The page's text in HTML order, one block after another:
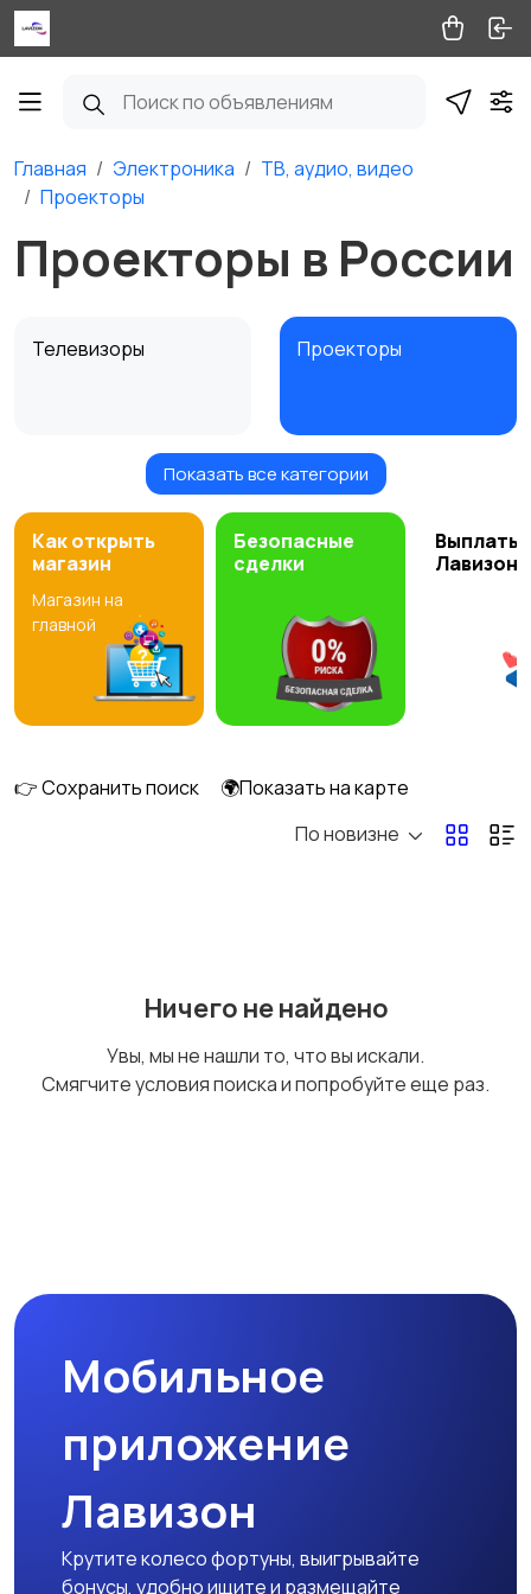
Главная Электроника
ТВ, аудио, видео
Проекторы
Проекторы в России
Телевизоры Проекторы
Акустика, колонки,
сабвуферы2
Домашние
кинотеатры
DVD, Blu-ray и
медиаплееры
Музыкальные центры
и магнитолы
портативное аудио
Показать все категории
Как открыть
магазин
Магазин на
главной
Безопасные
сделки
Выплаты
Лавизон
👉 Сохранить поиск
🌍Показать на карте
По новизне
Ничего не найдено
Увы, мы не нашли то, что вы искали.
Смягчите условия поиска и попробуйте еще раз.
Мобильное
приложение
Лавизон
Крутите колесо фортуны, выигрывайте
бонусы, удобно ищите и размещайте